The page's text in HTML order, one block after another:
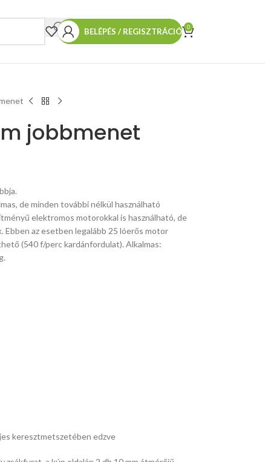
BELÉPÉS / REGISZTRÁCIÓ 0
jobbmenet
de minden további nélkül használható
elektromos motorokkal is használható, de
az esetben legalább 25 lóerős motor
(540 f/perc kardánfordulat). Alkalmas:
keresztmetszetében edzve